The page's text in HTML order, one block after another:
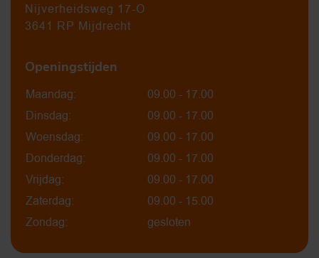
Nijverheidsweg 17-O
3641 RP Mijdrecht
Openingstijden
Maandag:
09.00 - 17.00
Dinsdag:
09.00 - 17.00
Woensdag:
09.00 - 17.00
Donderdag:
09.00 - 17.00
Vrijdag:
09.00 - 17.00
Zaterdag:
09.00 - 15.00
Zondag:
gesloten